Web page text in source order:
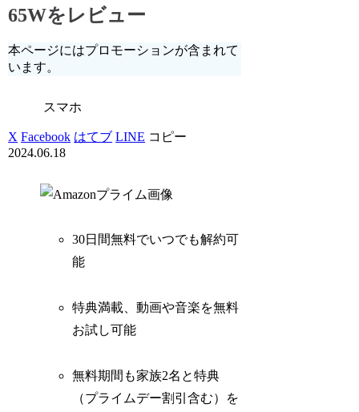
65Wをレビュー
本ページにはプロモーションが含まれて
います。
スマホ
X Facebook はてブ LINE コピー
2024.06.18
30日間無料でいつでも解約可
能
特典満載、動画や音楽を無料
お試し可能
無料期間も家族2名と特典
（プライムデー割引含む）を